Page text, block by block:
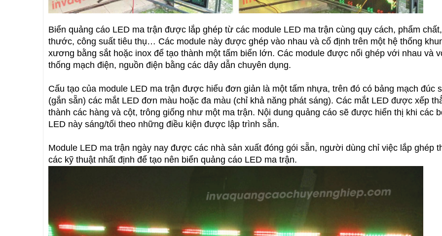
Biển quảng cáo LED ma trận được lắp ghép từ các module LED ma trận cùng quy cách, phẩm
thước, công suất tiêu thụ… Các module này được ghép vào nhau và cố định trên một hệ thống
xương bằng sắt hoặc inox để tạo thành một tấm biển lớn. Các module được nối ghép với nhau và
thống mạch điện, nguồn điện bằng các dây dẫn chuyên dụng.
Cấu tạo của module LED ma trận được hiểu đơn giản là một tấm nhựa, trên đó có bảng mạch đúc
(gắn sẵn) các mắt LED đơn màu hoặc đa màu (chỉ khả năng phát sáng). Các mắt LED được xếp
thành các hàng và cột, trông giống như một ma trận. Nội dung quảng cáo sẽ được hiển thị khi các
LED này sáng/tối theo những điều kiện được lập trình sẵn.
Module LED ma trận ngày nay được các nhà sản xuất đóng gói sẵn, người dùng chỉ việc lắp ghép
các kỹ thuật nhất định để tạo nên biển quảng cáo LED ma trận.